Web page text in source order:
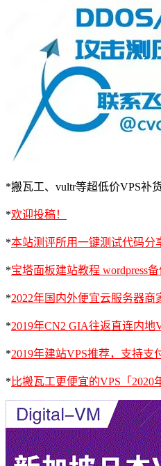
*搬瓦工、vultr等超低价VPS补
*欢迎投稿！
*本站测评所用一键测试代码分
*宝塔面板建站教程 wordpress
*2022年国内外便宜云服务器商
*2019年CN2 GIA往返直连内地
*2019年建站VPS推荐，支持支
* 比搬瓦工更便宜的VPS「2020